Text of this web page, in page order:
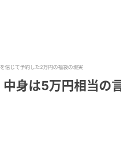
信じて予約した2万円の福袋の現実
中身は5万円相当の